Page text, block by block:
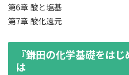
第6章 酸と塩基
第7章 酸化還元
『鎌田の化学基礎をは
は